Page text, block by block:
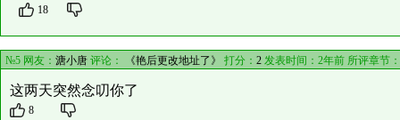
18
№5 网友： 溏小唐 评论： 《艳后更改地址了》 打分： 2 发表时间：2年前 所评章节：
这两天突然念叨你了
8